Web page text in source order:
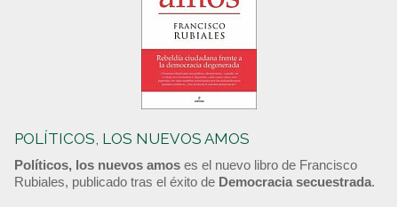
POLÍTICOS, LOS NUEVOS AMOS
Políticos, los nuevos amos es el nuevo libro de Francisco
Rubiales, publicado tras el éxito de Democracia secuestrada.